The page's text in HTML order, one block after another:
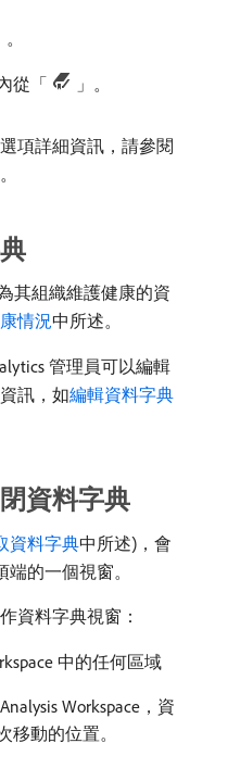
。
從「 」。
項詳細資訊，請參閱
。
其組織維護健康的資
情況中所述。
管理員可以編輯
訊，如編輯資料字典
資料字典
資料字典中所述)，會
端的一個視窗。
資料字典視窗：
中的任何區域
Workspace，資
移動的位置。